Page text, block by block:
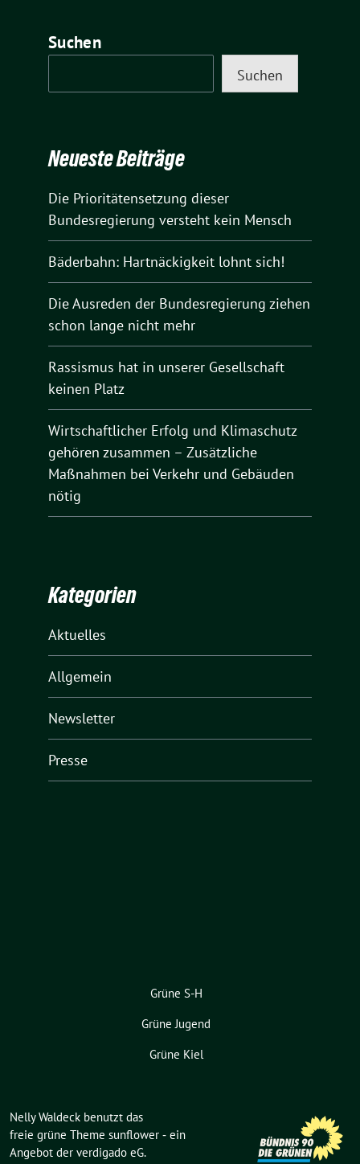
Suchen
Suchen
Neueste Beiträge
Die Prioritätensetzung dieser
Bundesregierung versteht kein Mensch
Bäderbahn: Hartnäckigkeit lohnt sich!
Die Ausreden der Bundesregierung ziehen
schon lange nicht mehr
Rassismus hat in unserer Gesellschaft
keinen Platz
Wirtschaftlicher Erfolg und Klimaschutz
gehören zusammen – Zusätzliche
Maßnahmen bei Verkehr und Gebäuden
nötig
Kategorien
Aktuelles
Allgemein
Newsletter
Presse
Grüne S-H
Grüne Jugend
Grüne Kiel
Nelly Waldeck benutzt das
freie grüne Theme sunflower ‐ ein
Angebot der verdigado eG.